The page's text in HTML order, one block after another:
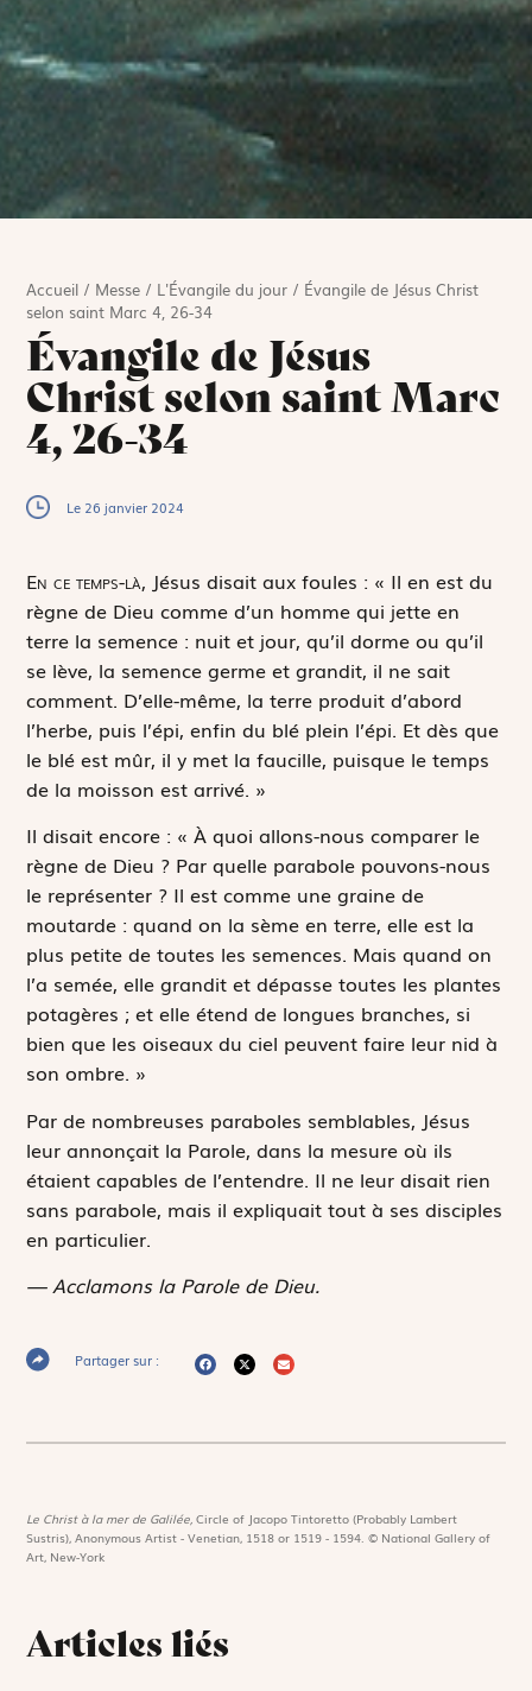
Accueil / Messe / L'Évangile du jour / Évangile de Jésus Christ
selon saint Marc 4, 26-34
Évangile de Jésus
Christ selon saint Marc
4, 26-34
Le 26 janvier 2024
En ce temps-là, Jésus disait aux foules : « Il en est du
règne de Dieu comme d’un homme qui jette en
terre la semence : nuit et jour, qu’il dorme ou qu’il
se lève, la semence germe et grandit, il ne sait
comment. D’elle-même, la terre produit d’abord
l’herbe, puis l’épi, enfin du blé plein l’épi. Et dès que
le blé est mûr, il y met la faucille, puisque le temps
de la moisson est arrivé. »
Il disait encore : « À quoi allons-nous comparer le
règne de Dieu ? Par quelle parabole pouvons-nous
le représenter ? Il est comme une graine de
moutarde : quand on la sème en terre, elle est la
plus petite de toutes les semences. Mais quand on
l’a semée, elle grandit et dépasse toutes les plantes
potagères ; et elle étend de longues branches, si
bien que les oiseaux du ciel peuvent faire leur nid à
son ombre. »
Par de nombreuses paraboles semblables, Jésus
leur annonçait la Parole, dans la mesure où ils
étaient capables de l’entendre. Il ne leur disait rien
sans parabole, mais il expliquait tout à ses disciples
en particulier.
— Acclamons la Parole de Dieu.
Partager sur :
Le Christ à la mer de Galilée,Circle of Jacopo Tintoretto (Probably Lambert
Sustris), Anonymous Artist - Venetian, 1518 or 1519 - 1594. © National Gallery of
Art, New-York
Articles liés